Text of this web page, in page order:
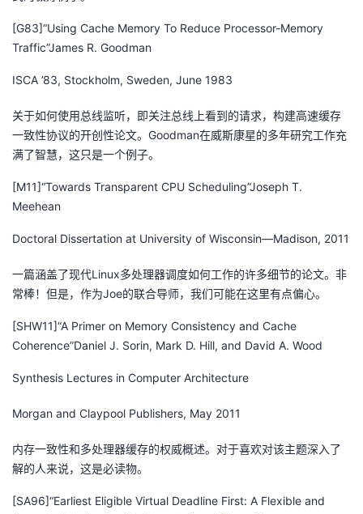
[G83]“Using Cache Memory To Reduce Processor-Memory
Traffic”James R. Goodman
ISCA ’83, Stockholm, Sweden, June 1983
关于如何使用总线监听，即关注总线上看到的请求，构建高速缓存
一致性协议的开创性论文。Goodman在威斯康星的多年研究工作充
满了智慧，这只是一个例子。
[M11]“Towards Transparent CPU Scheduling”Joseph T.
Meehean
Doctoral Dissertation at University of Wisconsin—Madison, 2011
一篇涵盖了现代Linux多处理器调度如何工作的许多细节的论文。非
常棒！但是，作为Joe的联合导师，我们可能在这里有点偏心。
[SHW11]“A Primer on Memory Consistency and Cache
Coherence”Daniel J. Sorin, Mark D. Hill, and David A. Wood
Synthesis Lectures in Computer Architecture
Morgan and Claypool Publishers, May 2011
内存一致性和多处理器缓存的权威概述。对于喜欢对该主题深入了
解的人来说，这是必读物。
[SA96]“Earliest Eligible Virtual Deadline First: A Flexible and